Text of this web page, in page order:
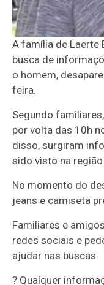
A família de Laerte
busca de
o homem,
feira.
Segundo
por volta das 10h
disso, surgiram
sido visto na região
No momento do
jeans e camiseta
Familiares e
redes sociais e
ajudar nas buscas.
? Qualquer